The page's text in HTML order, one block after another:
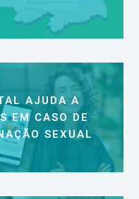
AJUDA A
EM CASO DE
SEXUAL